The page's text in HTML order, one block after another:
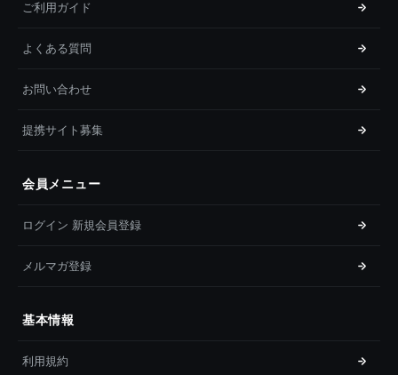
ご利用ガイド
よくある質問
お問い合わせ
提携サイト募集
会員メニュー
ログイン 新規会員登録
メルマガ登録
基本情報
利用規約